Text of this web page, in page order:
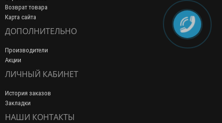
Возврат товара
Карта сайта
ДОПОЛНИТЕЛЬНО
Производители
Акции
ЛИЧНЫЙ КАБИНЕТ
История заказов
Закладки
НАШИ КОНТАКТЫ